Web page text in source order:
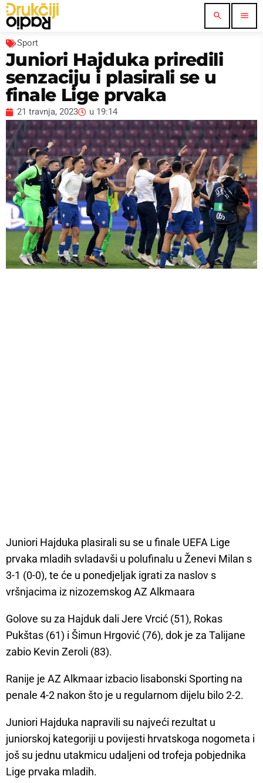
search menu
Sport
Juniori Hajduka priredili
senzaciju i plasirali se u
finale Lige prvaka
21 travnja, 2023 u 19:14
Juniori Hajduka plasirali su se u finale UEFA Lige
prvaka mladih svladavši u polufinalu u Ženevi Milan s
3-1 (0-0), te će u ponedjeljak igrati za naslov s
vršnjacima iz nizozemskog AZ Alkmaara
Golove su za Hajduk dali Jere Vrcić (51), Rokas
Pukštas (61) i Šimun Hrgović (76), dok je za Talijane
zabio Kevin Zeroli (83).
Ranije je AZ Alkmaar izbacio lisabonski Sporting na
penale 4-2 nakon što je u regularnom dijelu bilo 2-2.
Juniori Hajduka napravili su najveći rezultat u
juniorskoj kategoriji u povijesti hrvatskoga nogometa i
još su jednu utakmicu udaljeni od trofeja pobjednika
Lige prvaka mladih.